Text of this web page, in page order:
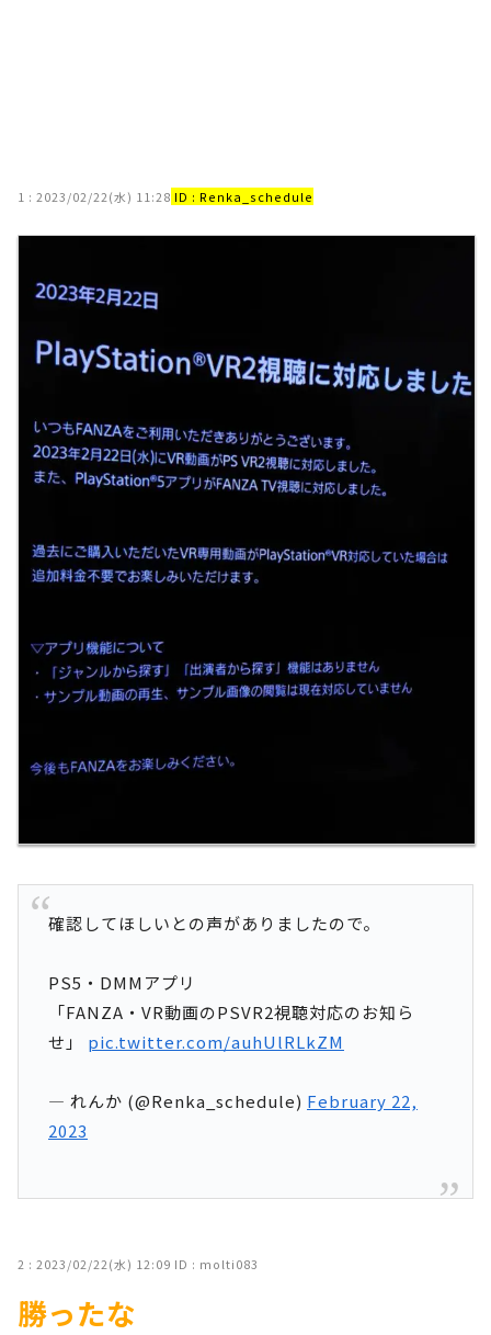
1 : 2023/02/22(水) 11:28 ID : Renka_schedule
確認してほしいとの声がありましたので。
PS5・DMMアプリ
「FANZA・VR動画のPSVR2視聴対応のお知ら
せ」 pic.twitter.com/auhUlRLkZM
— れんか (@Renka_schedule) February 22,
2023
2 : 2023/02/22(水) 12:09 ID : molti083
勝ったな